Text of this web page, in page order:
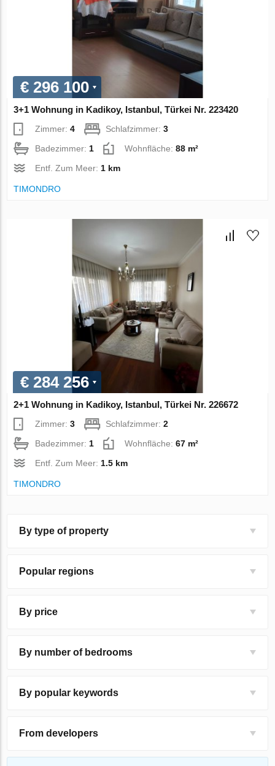
€ 296 100
3+1 Wohnung in Kadikoy, Istanbul, Türkei Nr. 223420
Zimmer:4 Schlafzimmer:3
Badezimmer:1 Wohnfläche:88 m²
Entf. Zum Meer:1 km
TIMONDRO
€ 284 256
2+1 Wohnung in Kadikoy, Istanbul, Türkei Nr. 226672
Zimmer:3 Schlafzimmer:2
Badezimmer: 1 Wohnfläche:67 m²
Entf. Zum Meer: 1.5 km
TIMONDRO
By type of property
Popular regions
By price
By number of bedrooms
By popular keywords
From developers